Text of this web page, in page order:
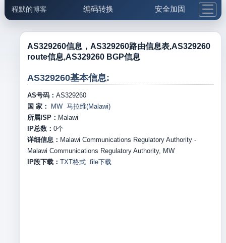
程默的博客 编码转换 安全加固
邮件工具 生活便民 更多工具
5.1支付宝大红包
AS329260信息，AS329260路由信息表,AS329260
route信息,AS329260 BGP信息
AS329260基本信息:
AS号码： AS329260
国 家：
MW 马拉维(Malawi)
所属ISP： Malawi
IP总数： 0个
详细信息： Malawi Communications Regulatory Authority -
Malawi Communications Regulatory Authority, MW
IP段下载： TXT格式 file下载